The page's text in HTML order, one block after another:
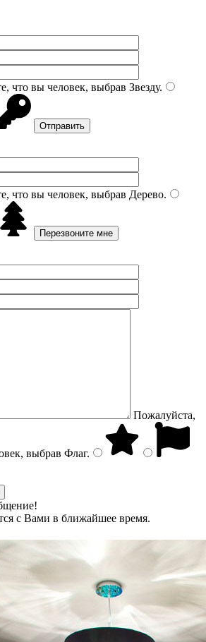
что вы человек, выбрав Звезду.
что вы человек, выбрав Дерево.
Пожалуйста,
выбрав Флаг.
с Вами в ближайшее время.